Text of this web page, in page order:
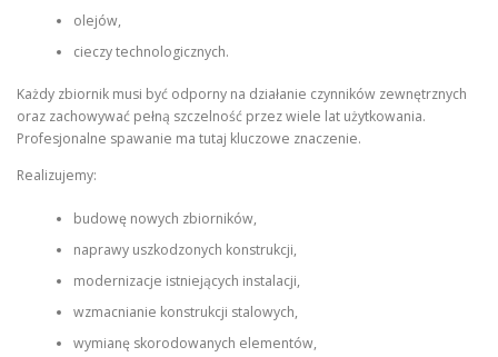
olejów,
cieczy technologicznych.
Każdy zbiornik musi być odporny na działanie czynników zewnętrznych
oraz zachowywać pełną szczelność przez wiele lat użytkowania.
Profesjonalne spawanie ma tutaj kluczowe znaczenie.
Realizujemy:
budowę nowych zbiorników,
naprawy uszkodzonych konstrukcji,
modernizacje istniejących instalacji,
wzmacnianie konstrukcji stalowych,
wymianę skorodowanych elementów,